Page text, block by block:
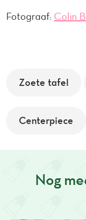
Fotograaf: Colin
Zoete tafel
Centerpiece
Nog